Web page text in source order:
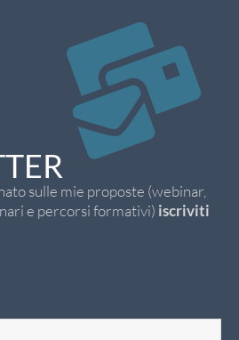
sulle mie proposte (webinar,
e percorsi formativi) iscriviti